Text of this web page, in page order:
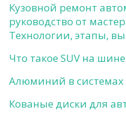
Кузовной ремонт
руководство от
Технологии, этапы,
Что такое SUV на
Алюминий в системах
Кованые диски для